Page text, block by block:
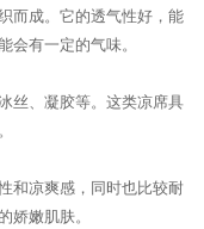
而成。它的透气性好，能
会有一定的气味。
丝、凝胶等。这类凉席具
和凉爽感，同时也比较耐
娇嫩肌肤。